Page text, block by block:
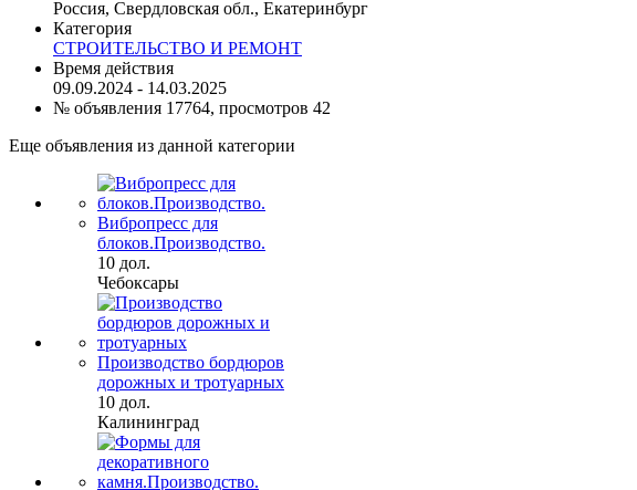
Россия, Свердловская обл., Екатеринбург
Категория
СТРОИТЕЛЬСТВО И РЕМОНТ
Время действия
09.09.2024 - 14.03.2025
№ объявления 17764, просмотров 42
Еще объявления из данной категории
Вибропресс для
блоков.Производство.
10 дол.
Чебоксары
Производство бордюров
дорожных и тротуарных
10 дол.
Калининград